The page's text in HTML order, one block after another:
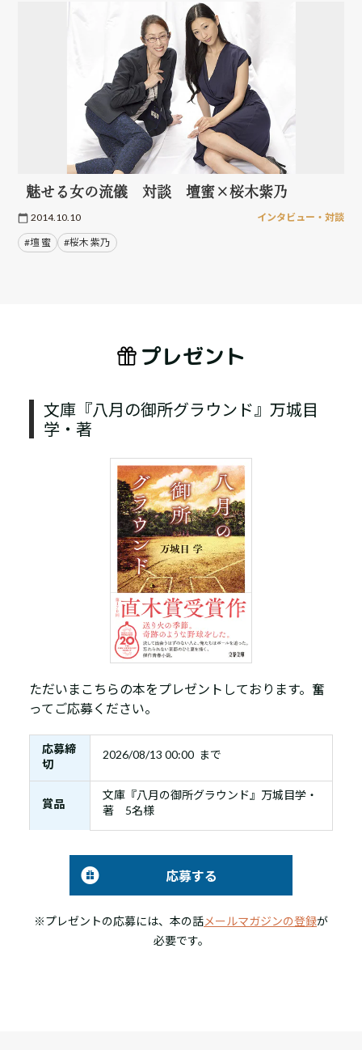
魅せる女の流儀 対談 壇蜜×桜木紫乃
2014.10.10 インタビュー・対談
#壇 蜜 #桜木 紫乃
プレゼント
文庫『八月の御所グラウンド』万城目
学・著
ただいまこちらの本をプレゼントしております。奮
ってご応募ください。
応募締
切
2026/08/13 00:00 まで
賞品
文庫『八月の御所グラウンド』万城目学・
著 5名様
応募する
※プレゼントの応募には、本の話メールマガジンの登録が
必要です。